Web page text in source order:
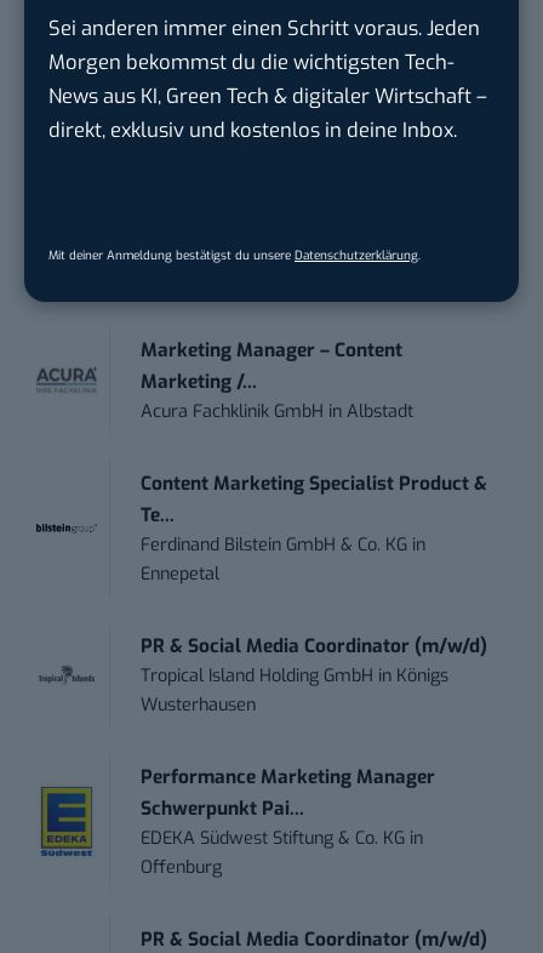
Sei anderen immer einen Schritt voraus. Jeden
Morgen bekommst du die wichtigsten Tech-
News aus KI, Green Tech & digitaler Wirtschaft –
direkt, exklusiv und kostenlos in deine Inbox.
Mit deiner Anmeldung bestätigst du unsere Datenschutzerklärung.
Anforderungs- und Projektmanager
trendtours Holding GmbH inEschborn
(m/w/...
Marketing Manager – Content
Marketing /...
Acura Fachklinik GmbH inAlbstadt
Content Marketing Specialist Product &
Te...
Ferdinand Bilstein GmbH & Co. KG in
Ennepetal
PR & Social Media Coordinator (m/w/d)
Tropical Island Holding GmbH in Königs
Wusterhausen
Performance Marketing Manager
Schwerpunkt Pai...
EDEKA Südwest Stiftung & Co. KG in
Offenburg
PR & Social Media Coordinator (m/w/d)